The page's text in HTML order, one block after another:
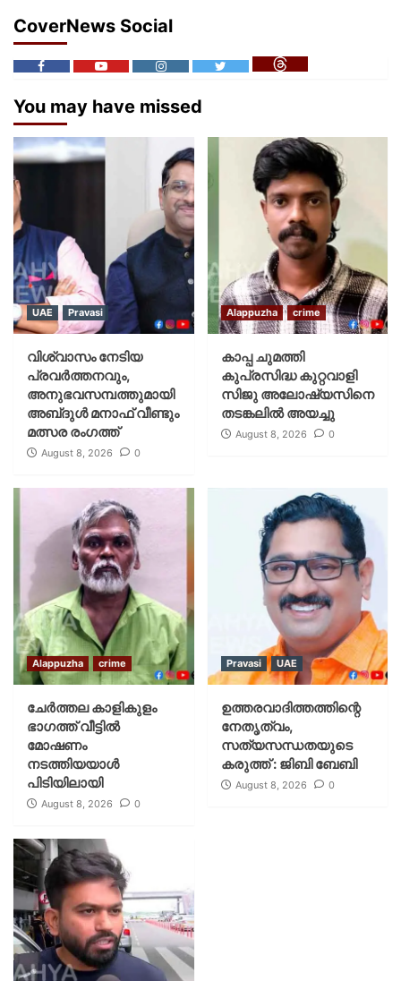
CoverNews Social
You may have missed
UAE Pravasi
വിശ്വാസം നേടിയ
പ്രവർത്തനവും,
അനുഭവസമ്പത്തുമായി
അബ്‌ദുൾ മനാഫ് വീണ്ടും
മത്സര രംഗത്ത്
August 8, 2026 0
Alappuzha crime
കാപ്പ ചുമത്തി
കുപ്രസിദ്ധ കുറ്റവാളി
സിജു അലോഷ്യസിനെ
തടങ്കലിൽ അയച്ചു
August 8, 2026 0
Alappuzha crime
ചേർത്തല കാളികുളം
ഭാഗത്ത് വീട്ടിൽ
മോഷണം
നടത്തിയയാൾ
പിടിയിലായി
August 8, 2026 0
Pravasi UAE
ഉത്തരവാദിത്തത്തിന്റെ
നേതൃത്വം,
സത്യസന്ധതയുടെ
കരുത്ത് : ജിബി ബേബി
August 8, 2026 0